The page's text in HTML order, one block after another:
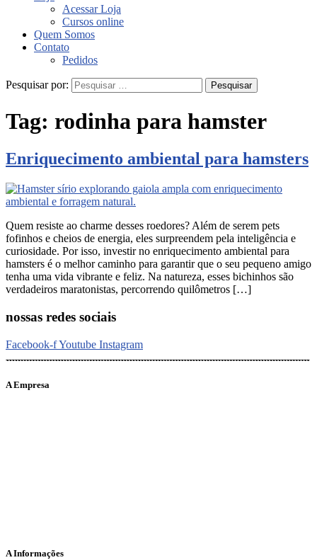
Acessar Loja
Cursos online
Quem Somos
Contato
Pedidos
Pesquisar por:
Tag: rodinha para hamster
Enriquecimento ambiental para hamsters
Quem resiste ao charme desses roedores? Além de serem pets
fofinhos e cheios de energia, eles surpreendem pela inteligência e
curiosidade. Por isso, investir no enriquecimento ambiental para
hamsters é o melhor caminho para garantir que o seu pequeno amigo
tenha uma vida vibrante e feliz. Na natureza, esses bichinhos são
verdadeiros maratonistas, percorrendo quilômetros […]
nossas redes sociais
Facebook-fYoutube Instagram
A Empresa
A Informações